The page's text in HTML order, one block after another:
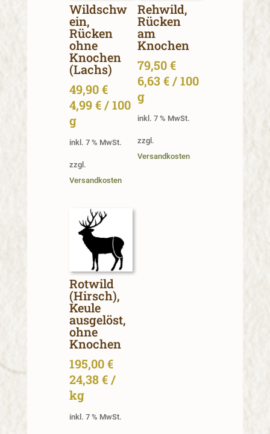
Wildschw
ein,
Rücken
ohne
Knochen
(Lachs)
49,90€
4,99€/100
g
inkl. 7 % MwSt.
zzgl.
Versandkosten
Rehwild,
Rücken
am
Knochen
79,50€
6,63€/100
g
inkl. 7 % MwSt.
zzgl.
Versandkosten
Rotwild
(Hirsch),
Keule
ausgelöst,
ohne
Knochen
195,00€
24,38€/
kg
inkl. 7 % MwSt.